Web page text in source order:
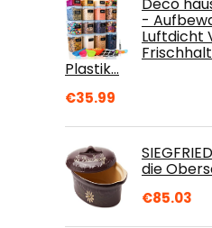
-
Luftdicht
Plastik…
€35.99
die
€85.03